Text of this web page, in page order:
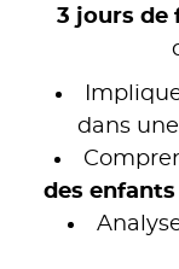
3 jours de
dans une
des enfants